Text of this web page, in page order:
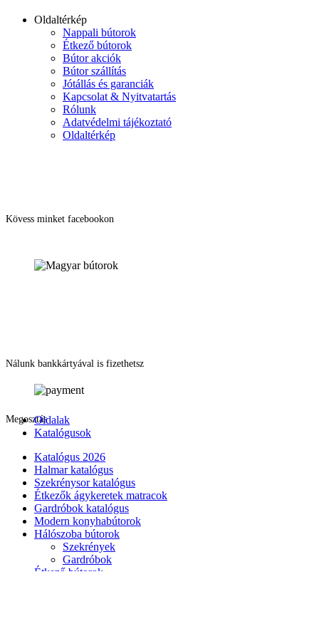
Oldaltérkép
Nappali bútorok
Étkező bútorok
Bútor akciók
Bútor szállítás
Jótállás és garanciák
Kapcsolat & Nyitvatartás
Rólunk
Adatvédelmi tájékoztató
Oldaltérkép
Kövess minket facebookon
Nálunk bankkártyával is fizethetsz
MegosztásOldalak
Katalógusok
Katalógus 2026
Halmar katalógus
Szekrénysor katalógus
Étkezők ágykeretek matracok
Gardróbok katalógus
Modern konyhabútorok
Hálószoba bútorok
Szekrények
Gardróbok
Étkező bútorok